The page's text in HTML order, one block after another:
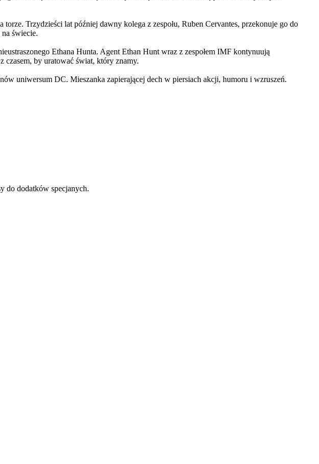
Trzydzieści lat później dawny kolega z zespołu, Ruben Cervantes, przekonuje go do
świecie.
Ethana Hunta. Agent Ethan Hunt wraz z zespołem IMF kontynuują
czasem, by uratować świat, który znamy.
uniwersum DC. Mieszanka zapierającej dech w piersiach akcji, humoru i wzruszeń.
do dodatków specjanych.